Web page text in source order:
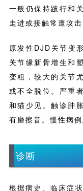
一般仍保持跛行和
走进或接触常遭攻击
原发性DJD关节变
关节缘新骨增生和
变粗，较大的关节
或不全脱位。严重
和猫少见。触诊肿
有磨擦音。慢性病例
诊断
根据病史、临床症